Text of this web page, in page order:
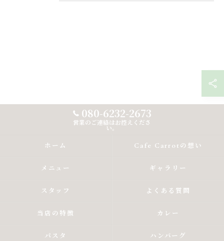
080-6232-2673
営業のご連絡はお控えくださ
い。
ホーム Cafe Carrotの想い
メニュー ギャラリー
スタッフ よくある質問
当店の特徴 カレー
パスタ ハンバーグ